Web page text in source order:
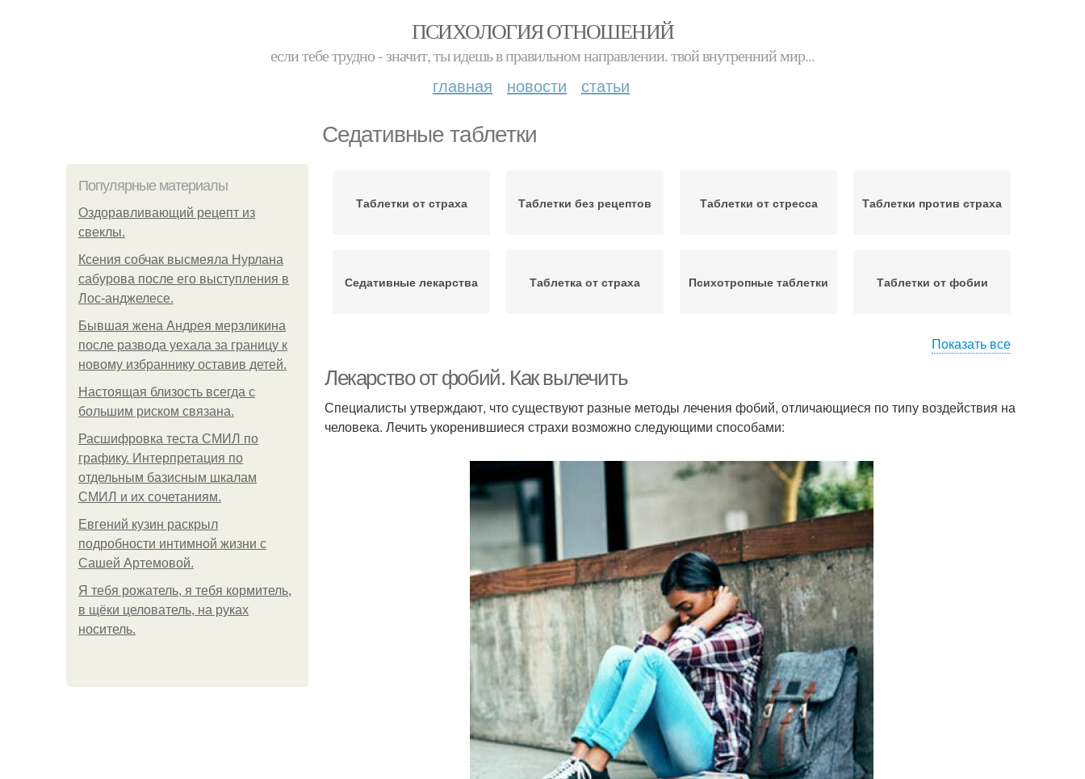
ПСИХОЛОГИЯ ОТНОШЕНИЙ
если тебе трудно - значит, ты идешь в правильном направлении. твой внутренний мир...
главная новости статьи
Седативные таблетки
Популярные материалы
Оздоравливающий рецепт из
свеклы.
Ксения собчак высмеяла Нурлана
сабурова после его выступления в
Лос-анджелесе.
Бывшая жена Андрея мерзликина
после развода уехала за границу к
новому избраннику оставив детей.
Hacтоящая близость всегда с
большим риском связана.
Расшифровка теста СМИЛ по
графику. Интерпретация по
отдельным базисным шкалам
СМИЛ и их сочетаниям.
Евгений кузин раскрыл
подробности интимной жизни с
Сашей Артемовой.
Я тебя рожатель, я тебя кормитель,
в щёки целователь, на руках
носитель.
Таблетки от страха Таблетки без рецептов Таблетки от стресса Таблетки против страха
Седативные лекарства Таблетка от страха Психотропные таблетки Таблетки от фобии
Показать все
Лекарство от фобий. Как вылечить
Специалисты утверждают, что существуют разные методы лечения фобий, отличающиеся по типу воздействия на
человека. Лечить укоренившиеся страхи возможно следующими способами: